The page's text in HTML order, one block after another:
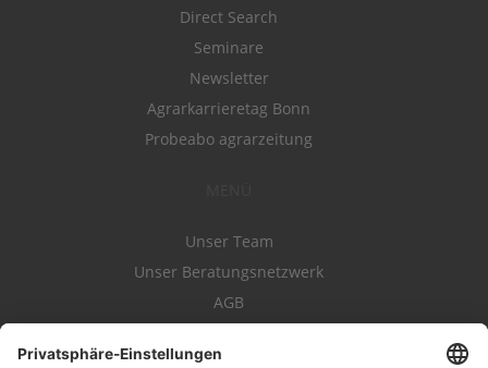
Direct Search
Seminare
Newsletter
Agrarkarrieretag Bonn
Probeabo agrarzeitung
Unser Team
Unser Beratungsnetzwerk
AGB
Datenschutz